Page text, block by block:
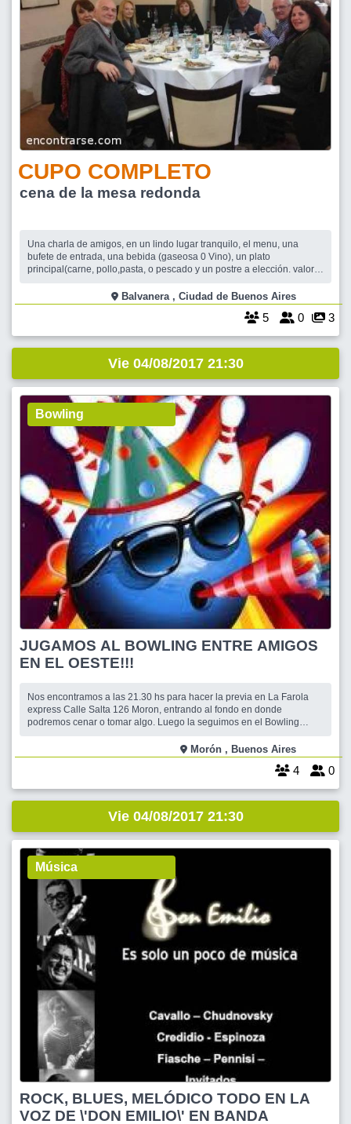
CUPO COMPLETO
cena de la mesa redonda
Una charla de amigos, en un lindo lugar tranquilo, el menu, una
bufete de entrada, una bebida (gaseosa 0 Vino), un plato
principal(carne, pollo,pasta, o pescado y un postre a elección. valor
monetaria, solo pido el compromiso de aquel que se confirma venga,
y no le saque el lugar a o
Balvanera , Ciudad de Buenos Aires
5 0 3
Vie 04/08/2017 21:30
Bowling
JUGAMOS AL BOWLING ENTRE AMIGOS
EN EL OESTE!!!
Nos encontramos a las 21.30 hs para hacer la previa en La Farola
express Calle Salta 126 Moron, entrando al fondo en donde
podremos cenar o tomar algo. Luego la seguimos en el Bowling
dos cuadras de la estación de Morón. Te esperamos, lo vamos a
pasar genial!!!!!! La linea de
Morón , Buenos Aires
4 0
Vie 04/08/2017 21:30
Música
ROCK, BLUES, MELÓDICO TODO EN LA
VOZ DE \'DON EMILIO\' EN BANDA